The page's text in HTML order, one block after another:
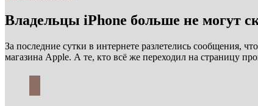
Владельцы iPhone больше не могут
За последние сутки в интернете разлетелись сообщения,
магазина Apple. А те, кто всё же переходил на страницу